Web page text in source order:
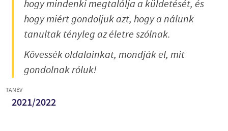
hogy mindenki megtalálja a küldetését, és
hogy miért gondoljuk azt, hogy a nálunk
tanultak tényleg az életre szólnak.
Kövessék oldalainkat, mondják el, mit
gondolnak róluk!
TANÉV
2021/2022